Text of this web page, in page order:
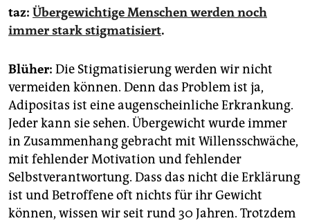
taz: Übergewichtige Menschen werden noch
immer stark stigmatisiert.
Blüher: Die Stigmatisierung werden wir nicht
vermeiden können. Denn das Problem ist ja,
Adipositas ist eine augenscheinliche Erkrankung.
Jeder kann sie sehen. Übergewicht wurde immer
in Zusammenhang gebracht mit Willensschwäche,
mit fehlender Motivation und fehlender
Selbstverantwortung. Dass das nicht die Erklärung
ist und Betroffene oft nichts für ihr Gewicht
können, wissen wir seit rund 30 Jahren. Trotzdem